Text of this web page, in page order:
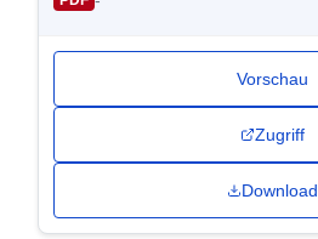
Vorschau
Zugriff
Download